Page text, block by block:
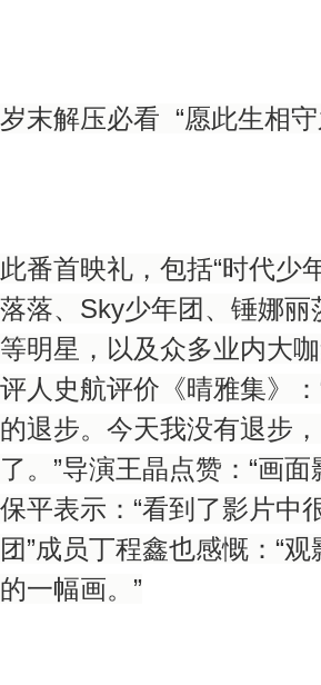
岁末解压必看 “愿此生相
此番首映礼，包括“时代少
落落、Sky少年团、锤娜
等明星，以及众多业内大
评人史航评价《晴雅集》
的退步。今天我没有退步
了。”导演王晶点赞：“画
保平表示：“看到了影片中
团”成员丁程鑫也感慨：“
的一幅画。”